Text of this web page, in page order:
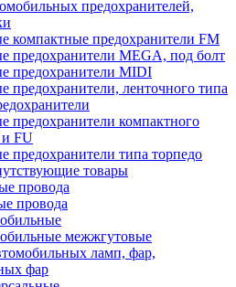
предохранителей,
компактные предохранители FM
предохранители MEGA, под болт
предохранители MIDI
предохранители, ленточного типа
предохранители компактного
и FU
предохранители типа торпедо
товары
провода
провода
межжгутовые
ламп, фар,
фар